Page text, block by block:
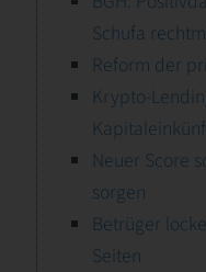
Schufa
Reform der
Krypto-
Neuer Score
sorgen
Betrüger
Seiten